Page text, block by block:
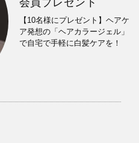
【10名様にプレゼント】ヘアケ
ア発想の「ヘアカラージェル」
で自宅で手軽に白髪ケアを！